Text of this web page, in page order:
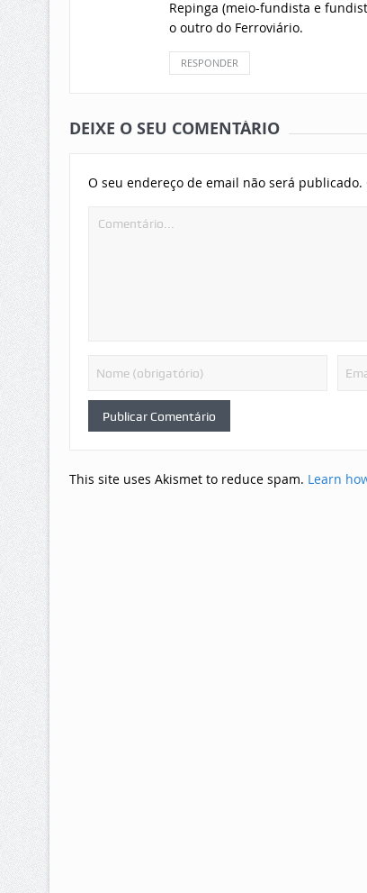
Repinga (meio-fundista e
o outro do Ferroviário.
RESPONDER
DEIXE O SEU COMENTÁRIO
O seu endereço de email não será publicado.
This site uses Akismet to reduce spam. Learn